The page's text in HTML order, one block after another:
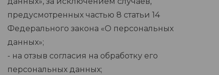
предусмотренных частью 8 статьи 14
Федерального закона «О персональных
данных»;
- на отзыв согласия на обработку его
персональных данных;